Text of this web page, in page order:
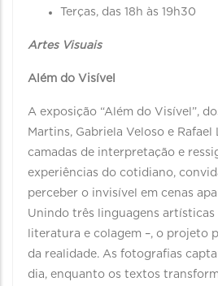
Terças, das 18h às 19h30
Artes Visuais
Além do Visível
A exposição “Além do Visível”,
Martins, Gabriela Veloso e Rafael
camadas de interpretação e
experiências do cotidiano,
perceber o invisível em cenas
Unindo três linguagens artísticas
literatura e colagem –, o projeto
da realidade. As fotografias
dia, enquanto os textos